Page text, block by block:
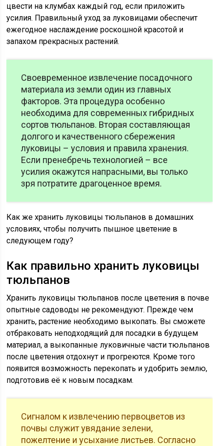
цвести на клумбах каждый год, если приложить
усилия. Правильный уход за луковицами обеспечит
ежегодное наслаждение роскошной красотой и
запахом прекрасных растений.
Своевременное извлечение посадочного
материала из земли один из главных
факторов. Эта процедура особенно
необходима для современных гибридных
сортов тюльпанов. Вторая составляющая
долгого и качественного сбережения
луковицы – условия и правила хранения.
Если пренебречь технологией – все
усилия окажутся напрасными, вы только
зря потратите драгоценное время.
Как же хранить луковицы тюльпанов в домашних
условиях, чтобы получить пышное цветение в
следующем году?
Как правильно хранить луковицы
тюльпанов
Хранить луковицы тюльпанов после цветения в почве
опытные садоводы не рекомендуют. Прежде чем
хранить, растение необходимо выкопать. Вы сможете
отбраковать неподходящий для посадки в будущем
материал, а выкопанные луковичные части тюльпанов
после цветения отдохнут и прогреются. Кроме того
появится возможность перекопать и удобрить землю,
подготовив её к новым посадкам.
Сигналом к извлечению первоцветов из
почвы служит увядание зелени,
пожелтение и усыхание листьев. Согласно